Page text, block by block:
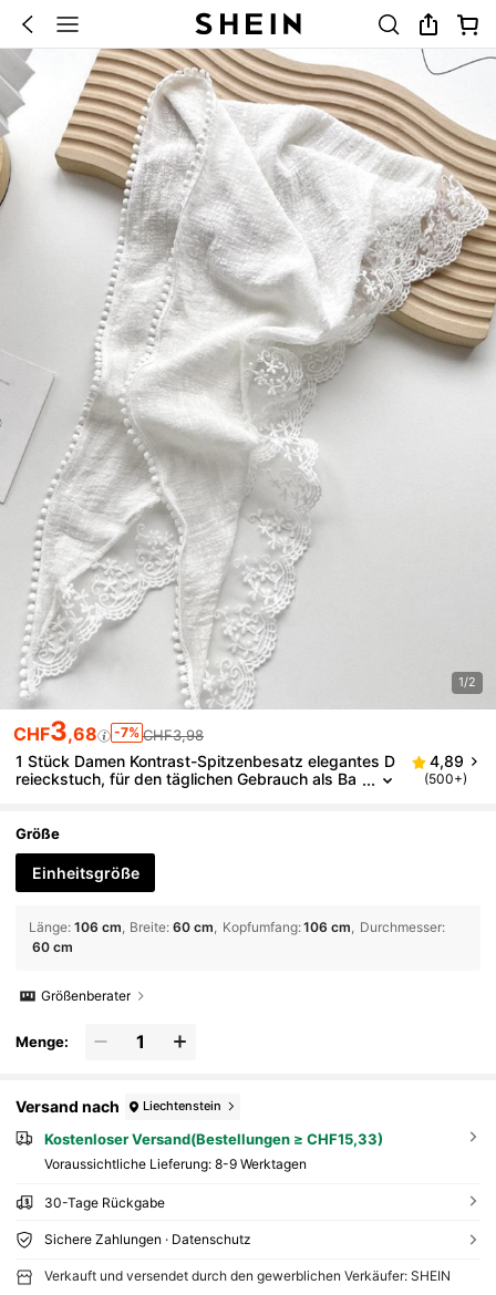
1/2
CHF3,68 -7% CHF3,98
1 Stück Damen Kontrast-Spitzenbesatz elegantes D
reieckstuch, für den täglichen Gebrauch als Ba
4,89
(500+)
Größe
Einheitsgröße
Länge: 106 cm Breite: 60 cm Kopfumfang:106 cm Durchmesser:
60 cm
Größenberater
Menge:
Versand nach Liechtenstein
Kostenloser Versand(Bestellungen ≥ CHF15,33)
Voraussichtliche Lieferung: 8-9 Werktagen
30-Tage Rückgabe
Sichere Zahlungen · Datenschutz
Verkauft und versendet durch den gewerblichen Verkäufer: SHEIN